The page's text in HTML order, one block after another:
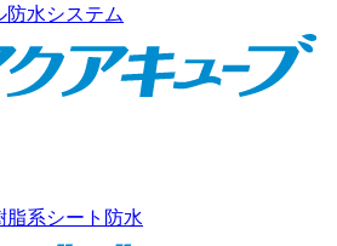
防水システム
脂系シート防水